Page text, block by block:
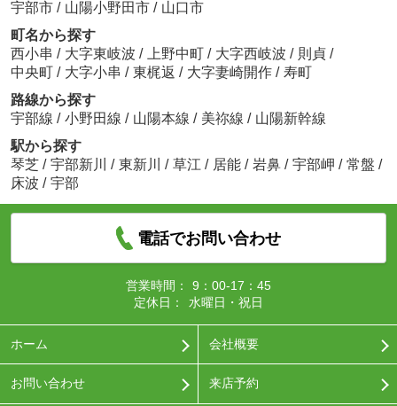
宇部市 / 山陽小野田市 / 山口市
町名から探す
西小串 / 大字東岐波 / 上野中町 / 大字西岐波 / 則貞 /
中央町 / 大字小串 / 東梶返 / 大字妻崎開作 / 寿町
路線から探す
宇部線 / 小野田線 / 山陽本線 / 美祢線 / 山陽新幹線
駅から探す
琴芝 / 宇部新川 / 東新川 / 草江 / 居能 / 岩鼻 / 宇部岬 / 常盤 /
床波 / 宇部
電話でお問い合わせ
営業時間：
9：00-17：45
定休日：
水曜日・祝日
ホーム 会社概要
お問い合わせ 来店予約